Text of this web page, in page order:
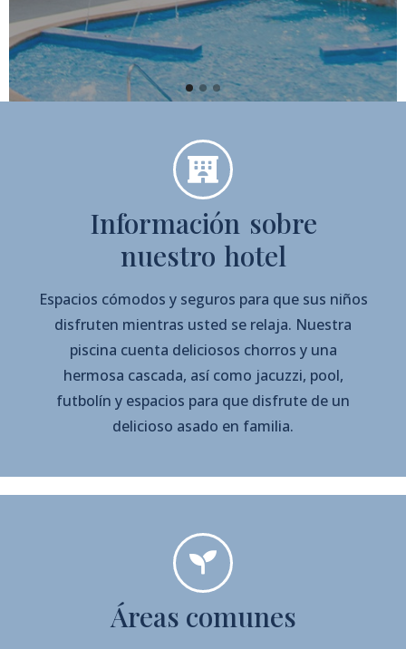
Información sobre
nuestro hotel
Espacios cómodos y seguros para que sus niños
disfruten mientras usted se relaja. Nuestra
piscina cuenta deliciosos chorros y una
hermosa cascada, así como jacuzzi, pool,
futbolín y espacios para que disfrute de un
delicioso asado en familia.
Áreas comunes